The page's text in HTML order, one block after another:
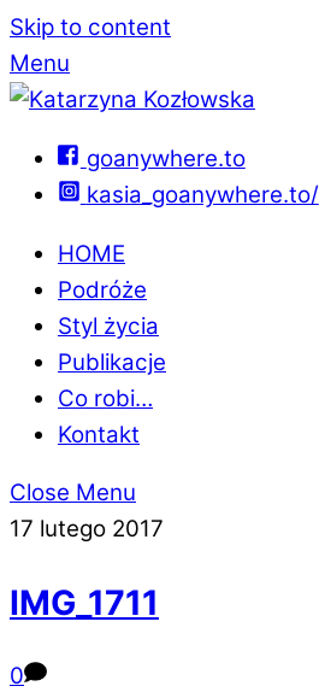
Skip to content
Menu
goanywhere.to
kasia_goanywhere.to/
HOME
Podróże
Styl życia
Publikacje
Co robi…
Kontakt
Close Menu
17 lutego 2017
IMG_1711
0